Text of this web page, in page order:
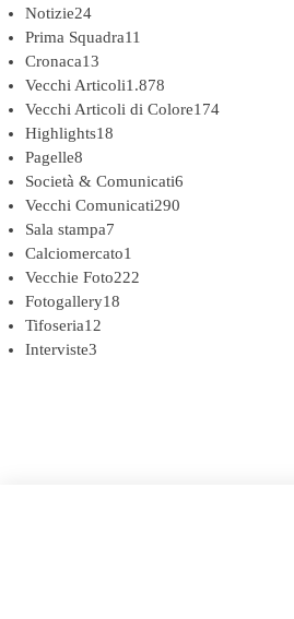
Notizie24
Prima Squadra11
Cronaca13
Vecchi Articoli1.878
Vecchi Articoli di Colore174
Highlights18
Pagelle8
Società & Comunicati6
Vecchi Comunicati290
Sala stampa7
Calciomercato1
Vecchie Foto222
Fotogallery18
Tifoseria12
Interviste3